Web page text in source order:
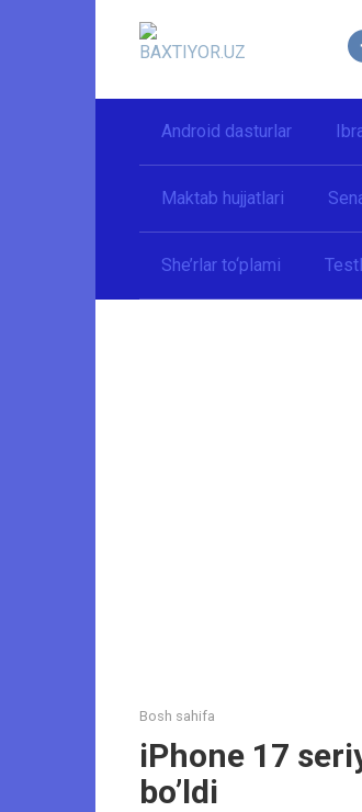
Android dasturlar
Maktab hujjatlari
She’rlar to‘plami
Bosh sahifa
iPhone 17
bo’ldi